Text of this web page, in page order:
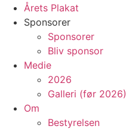
Årets Plakat
Sponsorer
Sponsorer
Bliv sponsor
Medie
2026
Galleri (før 2026)
Om
Bestyrelsen